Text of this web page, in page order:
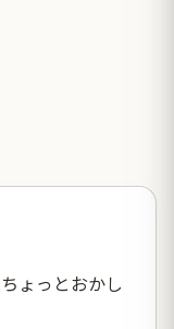
ょっとおかし